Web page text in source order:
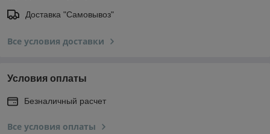
Доставка "Самовывоз"
Все условия доставки
Условия оплаты
Безналичный расчет
Все условия оплаты